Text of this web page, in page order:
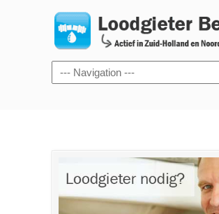
Navigation